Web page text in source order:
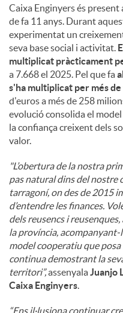
Caixa Enginyers és present
de fa 11 anys. Durant
experimentat un
seva base social i activitat.
multiplicat pràcticament
a 7.668 el 2025. Pel que fa
s'ha multiplicat per més
d'euros a més de 258
evolució consolida el
la confiança creixent dels
valor.
"L’obertura de la nostra
pas natural dins del
tarragoní, on des de 2015
d’entendre les finances.
dels reusencs i
la província, acompanyant-
model cooperatiu que
continua demostrant la
territori”,assenyalaJuanjo
Caixa Enginyers.
“Ens il·lusiona continuar